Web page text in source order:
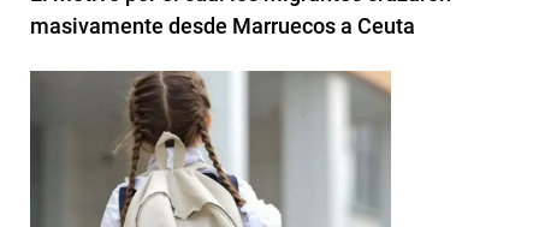
masivamente desde Marruecos a Ceuta